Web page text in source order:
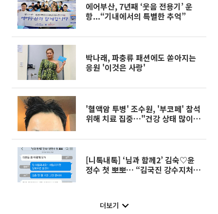
에어부산, 7년째 ‘웃음 전용기’ 운
항...“기내에서의 특별한 추억”
박나래, 파충류 패션에도 쏟아지는
응원 '이것은 사랑'
'혈액암 투병' 조수원, '부코페' 참석
위해 치료 집중…"건강 상태 많이
[니톡내톡] ‘님과 함께2’ 김숙♡윤
정수 첫 뽀뽀… “김국진 강수지처럼
더보기